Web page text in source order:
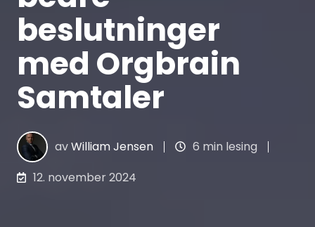
beslutninger
med Orgbrain
Samtaler
avWilliam Jensen
6 min lesing
12. november 2024